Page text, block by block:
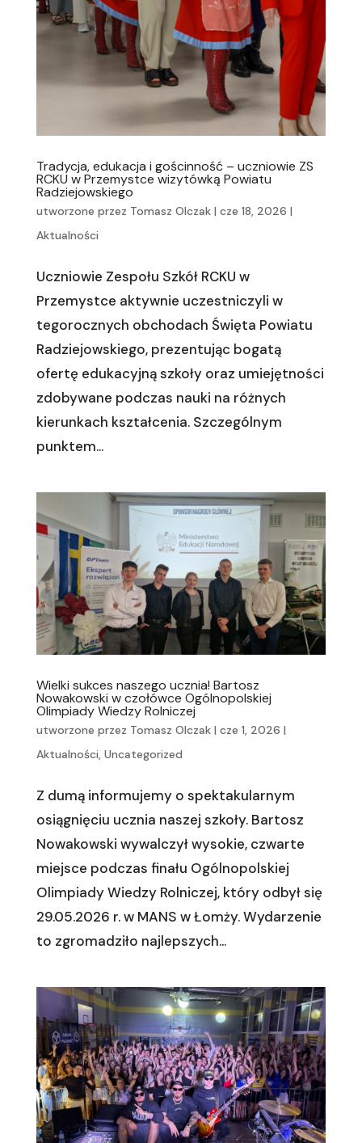
Tradycja, edukacja i gościnność – uczniowie ZS
RCKU w Przemystce wizytówką Powiatu
Radziejowskiego
utworzone przez Tomasz Olczak| cze 18, 2026 |
Aktualności
Uczniowie Zespołu Szkół RCKU w
Przemystce aktywnie uczestniczyli w
tegorocznych obchodach Święta Powiatu
Radziejowskiego, prezentując bogatą
ofertę edukacyjną szkoły oraz umiejętności
zdobywane podczas nauki na różnych
kierunkach kształcenia. Szczególnym
punktem...
Wielki sukces naszego ucznia! Bartosz
Nowakowski w czołówce Ogólnopolskiej
Olimpiady Wiedzy Rolniczej
utworzone przez Tomasz Olczak| cze 1, 2026 |
Aktualności, Uncategorized
Z dumą informujemy o spektakularnym
osiągnięciu ucznia naszej szkoły. Bartosz
Nowakowski wywalczył wysokie, czwarte
miejsce podczas finału Ogólnopolskiej
Olimpiady Wiedzy Rolniczej, który odbył się
29.05.2026 r. w MANS w Łomży. Wydarzenie
to zgromadziło najlepszych...